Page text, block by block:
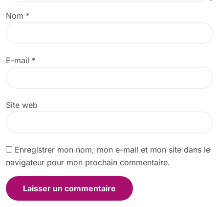
Nom *
E-mail *
Site web
Enregistrer mon nom, mon e-mail et mon site dans le
navigateur pour mon prochain commentaire.